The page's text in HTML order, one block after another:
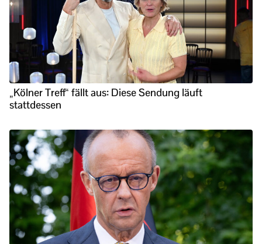
„Kölner Treff“ fällt aus: Diese Sendung läuft
stattdessen